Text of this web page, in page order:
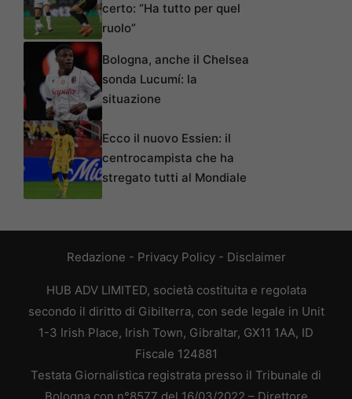
certo: “Ha tutto per quel
ruolo”
Bologna, anche il Chelsea
sonda Lucumí: la
situazione
Ecco il nuovo Essien: il
centrocampista che ha
stregato tutti al Mondiale
Redazione - Privacy Policy- Disclaimer
HUB ADV LIMITED, società costituita e regolata
secondo il diritto di Gibilterra, con sede legale in Unit
1-3 Irish Place, Irish Town, Gibraltar, GX11 1AA, ID
Fiscale 124881
Testata Giornalistica registrata presso il Tribunale di